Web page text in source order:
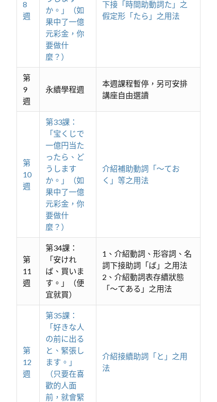
8
週
か。」（如
果中了一億
元彩金，你
要做什
麼？）
下接「時間助動詞た」之
假定形「たら」之用法
第
9
週
永續學程週
本週課程暫停，另可安排
講座自由選讀
第
10
週
第33課：
「宝くじで
一億円当た
ったら、ど
うします
か。」（如
果中了一億
元彩金，你
要做什
麼？）
介紹補助動詞「～てお
く」等之用法
第
11
週
第34課：
「安けれ
ば、買いま
す。」（便
宜就買）
1、介紹動詞、形容詞、名
詞下接助詞「ば」之用法
2、介紹動詞表存續狀態
「～てある」之用法
第
12
週
第35課：
「好きな人
の前に出る
と、緊張し
ます。」
（只要在喜
歡的人面
前，就會緊
介紹接續助詞「と」之用
法